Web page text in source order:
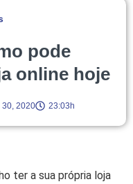
pode
online hoje
30, 2020 23:03h
ter a sua própria loja